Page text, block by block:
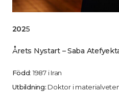
2025
Årets Nystart – Saba
Född: 1987 i Iran
Utbildning: Doktor i